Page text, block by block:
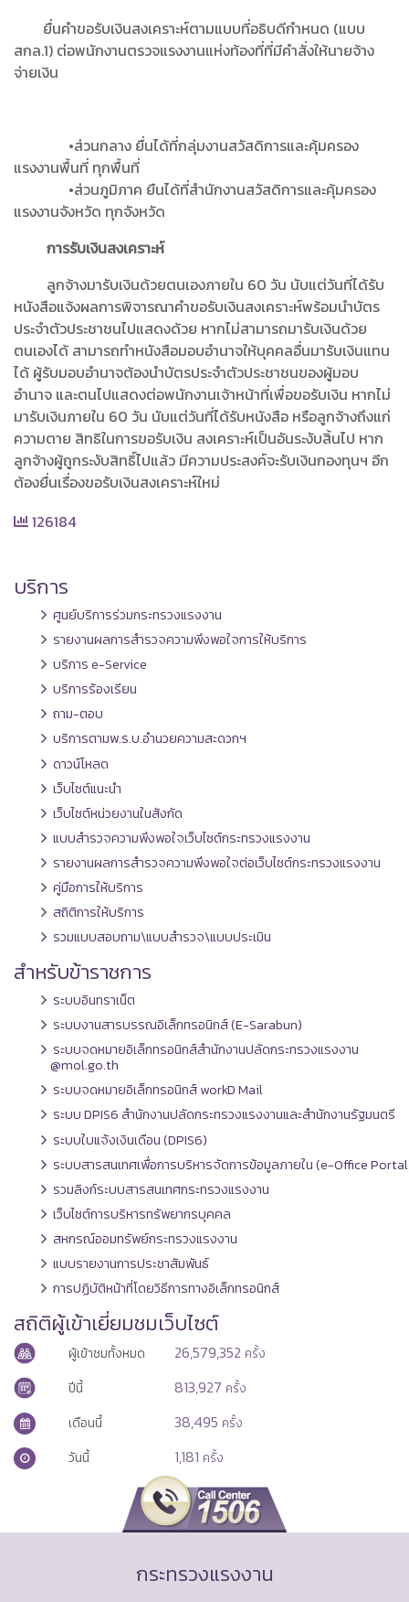
ยื่นคำขอรับเงินสงเคราะห์ตามแบบที่อธิบดีกำหนด (แบบ
สกล.1) ต่อพนักงานตรวจแรงงานแห่งท้องที่ที่มีคำสั่งให้นายจ้าง
จ่ายเงิน
•ส่วนกลาง ยื่นได้ที่กลุ่มงานสวัสดิการและคุ้มครอง
แรงงานพื้นที่ ทุกพื้นที่
•ส่วนภูมิภาค ยืนได้ที่สำนักงานสวัสดิการและคุ้มครอง
แรงงานจังหวัด ทุกจังหวัด
การรับเงินสงเคราะห์
ลูกจ้างมารับเงินด้วยตนเองภายใน 60 วัน นับแต่วันที่ได้รับ
หนังสือแจ้งผลการพิจารณาคำขอรับเงินสงเคราะห์พร้อมนำบัตร
ประจำตัวประชาชนไปแสดงด้วย หากไม่สามารถมารับเงินด้วย
ตนเองได้ สามารถทำหนังสือมอบอำนาจให้บุคคลอื่นมารับเงินแทน
ได้ ผู้รับมอบอำนาจต้องนำบัตรประจำตัวประชาชนของผู้มอบ
อำนาจ และตนไปแสดงต่อพนักงานเจ้าหน้าที่เพื่อขอรับเงิน หากไม่
มารับเงินภายใน 60 วัน นับแต่วันที่ได้รับหนังสือ หรือลูกจ้างถึงแก่
ความตาย สิทธิในการขอรับเงิน สงเคราะห์เป็นอันระงับสิ้นไป หาก
ลูกจ้างผู้ถูกระงับสิทธิ์ไปแล้ว มีความประสงค์จะรับเงินกองทุนฯ อีก
ต้องยื่นเรื่องขอรับเงินสงเคราะห์ใหม่
126184
บริการ
ศูนย์บริการร่วมกระทรวงแรงงาน
รายงานผลการสำรวจความพึงพอใจการให้บริการ
บริการ e-Service
บริการร้องเรียน
ถาม-ตอบ
บริการตามพ.ร.บ.อำนวยความสะดวกฯ
ดาวน์โหลด
เว็บไซต์แนะนำ
เว็บไซต์หน่วยงานในสังกัด
แบบสำรวจความพึงพอใจเว็บไซต์กระทรวงแรงงาน
รายงานผลการสำรวจความพึงพอใจต่อเว็บไซต์กระทรวงแรงงาน
คู่มือการให้บริการ
สถิติการให้บริการ
รวมแบบสอบถาม\แบบสำรวจ\แบบประเมิน
สำหรับข้าราชการ
ระบบอินทราเน็ต
ระบบงานสารบรรณอิเล็กทรอนิกส์ (E-Sarabun)
ระบบจดหมายอิเล็กทรอนิกส์สำนักงานปลัดกระทรวงแรงงาน
@mol.go.th
ระบบจดหมายอิเล็กทรอนิกส์ workD Mail
ระบบ DPIS6 สำนักงานปลัดกระทรวงแรงงานและสำนักงานรัฐมนตรี
ระบบใบแจ้งเงินเดือน (DPIS6)
ระบบสารสนเทศเพื่อการบริหารจัดการข้อมูลภายใน (e-Office
รวมลิงก์ระบบสารสนเทศกระทรวงแรงงาน
เว็บไซต์การบริหารทรัพยากรบุคคล
สหกรณ์ออมทรัพย์กระทรวงแรงงาน
แบบรายงานการประชาสัมพันธ์
การปฏิบัติหน้าที่โดยวิธีการทางอิเล็กทรอนิกส์
สถิติผู้เข้าเยี่ยมชมเว็บไซต์
ผู้เข้าชมทั้งหมด 26,579,352 ครั้ง
ปีนี้
813,927 ครั้ง
เดือนนี้
38,495 ครั้ง
วันนี้
1,181 ครั้ง
กระทรวงแรงงาน